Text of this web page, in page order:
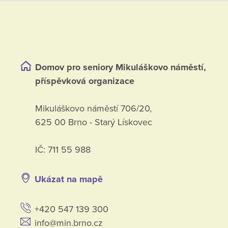
Domov pro seniory Mikuláškovo náměstí,
příspěvková organizace
Mikuláškovo náměstí 706/20,
625 00 Brno - Starý Lískovec
IČ: 711 55 988
Ukázat na mapě
+420 547 139 300
info@min.brno.cz